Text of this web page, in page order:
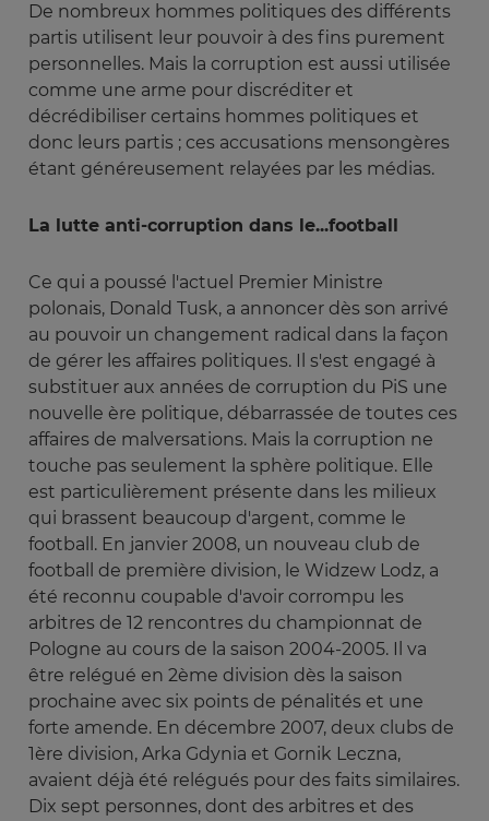
De nombreux hommes politiques des différents
partis utilisent leur pouvoir à des fins purement
personnelles. Mais la corruption est aussi utilisée
comme une arme pour discréditer et
décrédibiliser certains hommes politiques et
donc leurs partis ; ces accusations mensongères
étant généreusement relayées par les médias.
La lutte anti-corruption dans le...football
Ce qui a poussé l'actuel Premier Ministre
polonais, Donald Tusk, a annoncer dès son arrivé
au pouvoir un changement radical dans la façon
de gérer les affaires politiques. Il s'est engagé à
substituer aux années de corruption du PiS une
nouvelle ère politique, débarrassée de toutes ces
affaires de malversations. Mais la corruption ne
touche pas seulement la sphère politique. Elle
est particulièrement présente dans les milieux
qui brassent beaucoup d'argent, comme le
football. En janvier 2008, un nouveau club de
football de première division, le Widzew Lodz, a
été reconnu coupable d'avoir corrompu les
arbitres de 12 rencontres du championnat de
Pologne au cours de la saison 2004-2005. Il va
être relégué en 2ème division dès la saison
prochaine avec six points de pénalités et une
forte amende. En décembre 2007, deux clubs de
1ère division, Arka Gdynia et Gornik Leczna,
avaient déjà été relégués pour des faits similaires.
Dix sept personnes, dont des arbitres et des